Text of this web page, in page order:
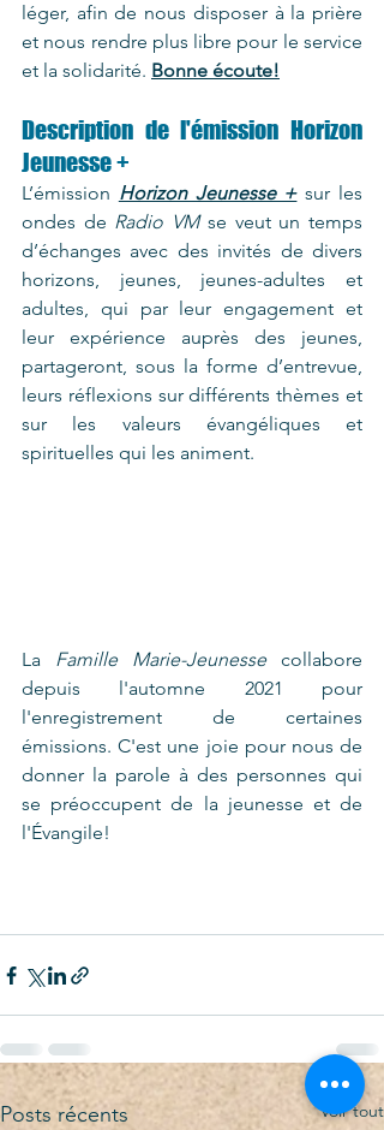
léger, afin de nous disposer à la prière
et nous rendre plus libre pour le service
et la solidarité. Bonne écoute!
Description de l'émission Horizon
Jeunesse +
L’émission Horizon Jeunesse + sur les
ondes de Radio VM se veut un temps
d’échanges avec des invités de divers
horizons, jeunes, jeunes-adultes et
adultes, qui par leur engagement et
leur expérience auprès des jeunes,
partageront, sous la forme d’entrevue,
leurs réflexions sur différents thèmes et
sur les valeurs évangéliques et
spirituelles qui les animent.
La Famille Marie-Jeunesse collabore
depuis l'automne 2021 pour
l'enregistrement de certaines
émissions. C'est une joie pour nous de
donner la parole à des personnes qui
se préoccupent de la jeunesse et de
l'Évangile!
Posts récents Voir tout